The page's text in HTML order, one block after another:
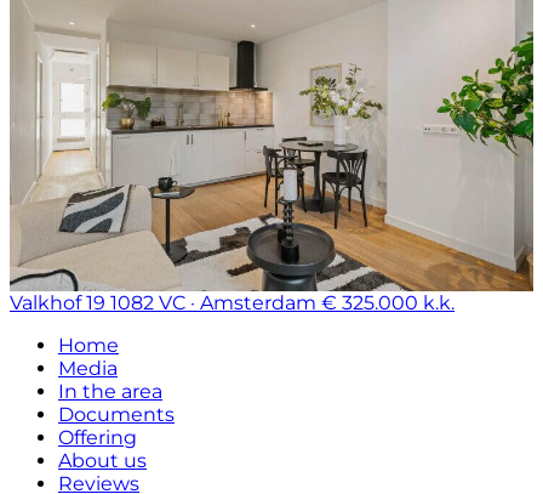
Valkhof 19 1082 VC · Amsterdam € 325.000 k.k.
Home
Media
In the area
Documents
Offering
About us
Reviews